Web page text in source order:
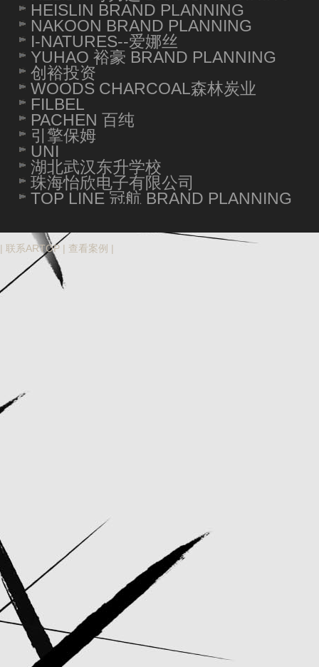
HEISLIN BRAND PLANNING
NAKOON BRAND PLANNING
I-NATURES--爱娜丝
YUHAO 裕豪 BRAND PLANNING
创裕投资
WOODS CHARCOAL森林炭业
FILBEL
PACHEN 百纯
引擎保姆
UNI
湖北武汉东升学校
珠海怡欣电子有限公司
TOP LINE 冠航 BRAND PLANNING
| 联系ARTOP | 查看案例 |